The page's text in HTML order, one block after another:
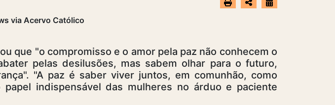
que "o compromisso e o amor pela paz não conhecem o
pelas desilusões, mas sabem olhar para o futuro,
"A paz é saber viver juntos, em comunhão, como
indispensável das mulheres no árduo e paciente